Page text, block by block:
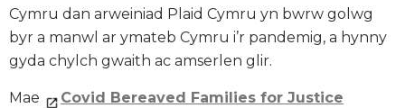
Cymru dan arweiniad Plaid Cymru yn bwrw golwg
byr a manwl ar ymateb Cymru i’r pandemig, a hynny
gyda chylch gwaith ac amserlen glir.
Mae
Covid Bereaved Families for Justice